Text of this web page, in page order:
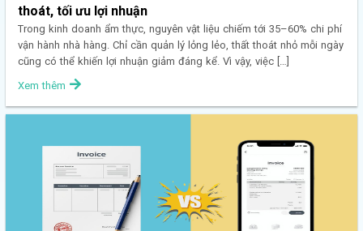
thoát, tối ưu lợi nhuận
Trong kinh doanh ẩm thực, nguyên vật liệu chiếm tới 35–60% chi phí
vận hành nhà hàng. Chỉ cần quản lý lỏng lẻo, thất thoát nhỏ mỗi ngày
cũng có thể khiến lợi nhuận giảm đáng kể. Vì vậy, việc […]
Xem thêm